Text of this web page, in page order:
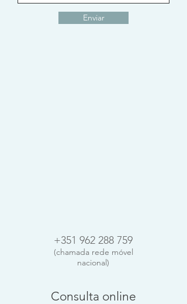
Enviar
+351 962 288 759
(chamada rede móvel
nacional)
Consulta online